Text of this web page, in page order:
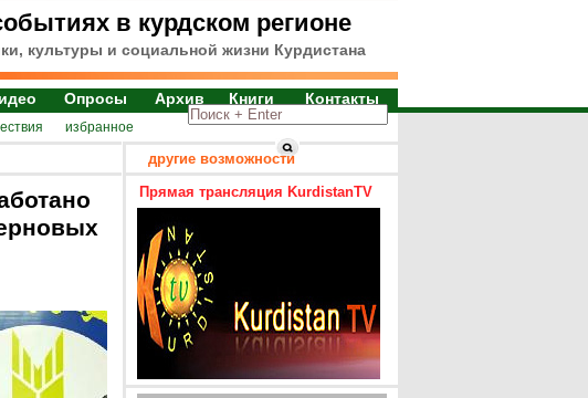
в курдском регионе
культуры и социальной жизни Курдистана
Опросы Архив Книги Контакты
избранное
другие возможности
Прямая трансляция KurdistanTV